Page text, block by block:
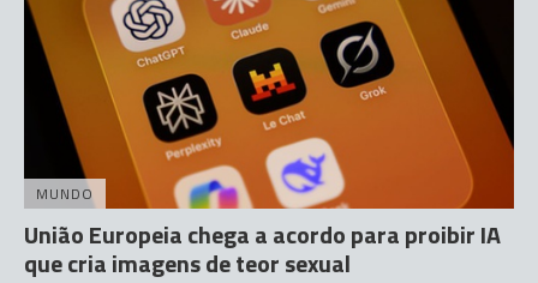
MUNDO
União Europeia chega a acordo para proibir IA
que cria imagens de teor sexual